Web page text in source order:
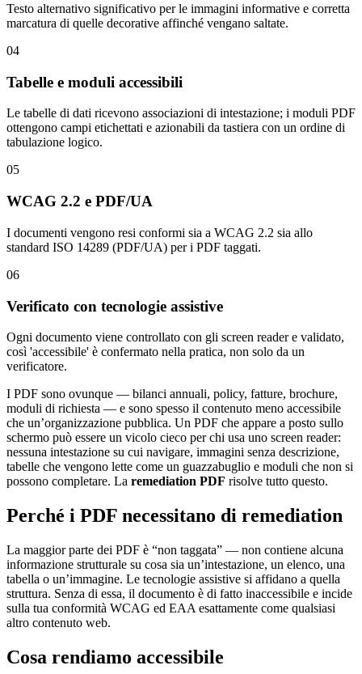
Testo alternativo significativo per le immagini informative e corretta
marcatura di quelle decorative affinché vengano saltate.
04
Tabelle e moduli accessibili
Le tabelle di dati ricevono associazioni di intestazione; i moduli PDF
ottengono campi etichettati e azionabili da tastiera con un ordine di
tabulazione logico.
05
WCAG 2.2 e PDF/UA
I documenti vengono resi conformi sia a WCAG 2.2 sia allo
standard ISO 14289 (PDF/UA) per i PDF taggati.
06
Verificato con tecnologie assistive
Ogni documento viene controllato con gli screen reader e validato,
così 'accessibile' è confermato nella pratica, non solo da un
verificatore.
I PDF sono ovunque — bilanci annuali, policy, fatture, brochure,
moduli di richiesta — e sono spesso il contenuto meno accessibile
che un’organizzazione pubblica. Un PDF che appare a posto sullo
schermo può essere un vicolo cieco per chi usa uno screen reader:
nessuna intestazione su cui navigare, immagini senza descrizione,
tabelle che vengono lette come un guazzabuglio e moduli che non si
possono completare. La remediation PDF risolve tutto questo.
Perché i PDF necessitano di remediation
La maggior parte dei PDF è “non taggata” — non contiene alcuna
informazione strutturale su cosa sia un’intestazione, un elenco, una
tabella o un’immagine. Le tecnologie assistive si affidano a quella
struttura. Senza di essa, il documento è di fatto inaccessibile e incide
sulla tua conformità WCAG ed EAA esattamente come qualsiasi
altro contenuto web.
Cosa rendiamo accessibile